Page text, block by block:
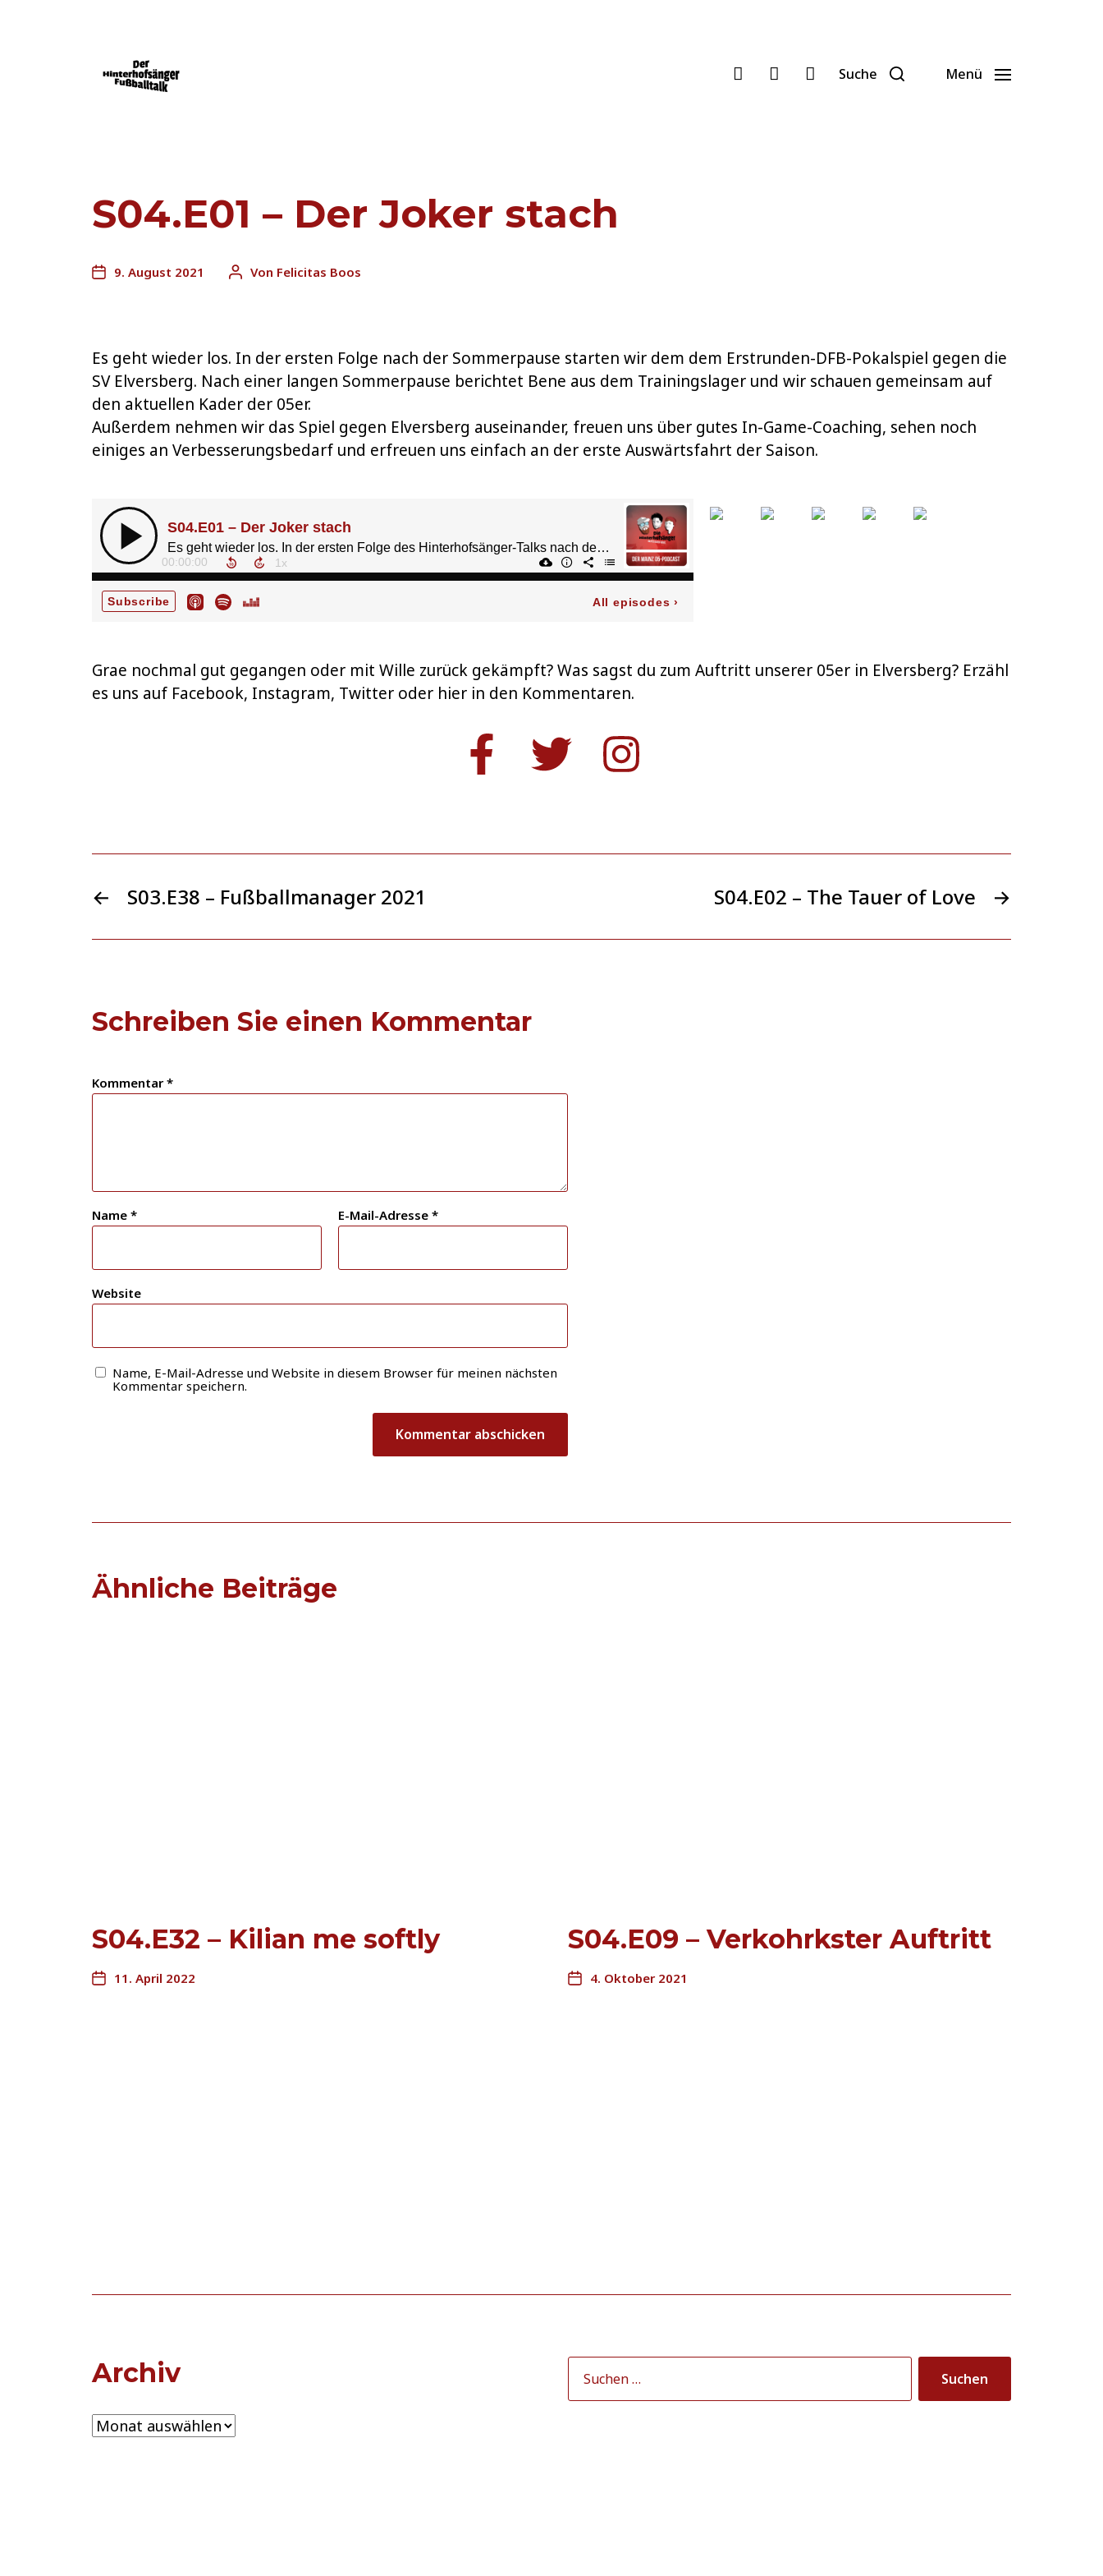
Der Mainz 05-Podcast powered by FUMS Suche Menü
S04.E01 – Der Joker stach
9. August 2021 Von Felicitas Boos
Es geht wieder los. In der ersten Folge nach der Sommerpause starten wir dem dem Erstrunden-DFB-Pokalspiel gegen die
SV Elversberg. Nach einer langen Sommerpause berichtet Bene aus dem Trainingslager und wir schauen gemeinsam auf
den aktuellen Kader der 05er.
Außerdem nehmen wir das Spiel gegen Elversberg auseinander, freuen uns über gutes In-Game-Coaching, sehen noch
einiges an Verbesserungsbedarf und erfreuen uns einfach an der erste Auswärtsfahrt der Saison.
Grae nochmal gut gegangen oder mit Wille zurück gekämpft? Was sagst du zum Auftritt unserer 05er in Elversberg? Erzähl
es uns auf Facebook, Instagram, Twitter oder hier in den Kommentaren.
← S03.E38 – Fußballmanager 2021 →
S04.E02 – The Tauer of Love
Schreiben Sie einen Kommentar
Kommentar*
Name * E-Mail-Adresse *
Website
Name, E-Mail-Adresse und Website in diesem Browser für meinen nächsten
Kommentar speichern.
Ähnliche Beiträge
S04.E32 – Kilian me softly
11. April 2022
S04.E09 – Verkohrkster Auftritt
4. Oktober 2021
Archiv